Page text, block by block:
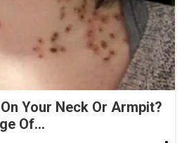
Your Neck Or Armpit?
Of...